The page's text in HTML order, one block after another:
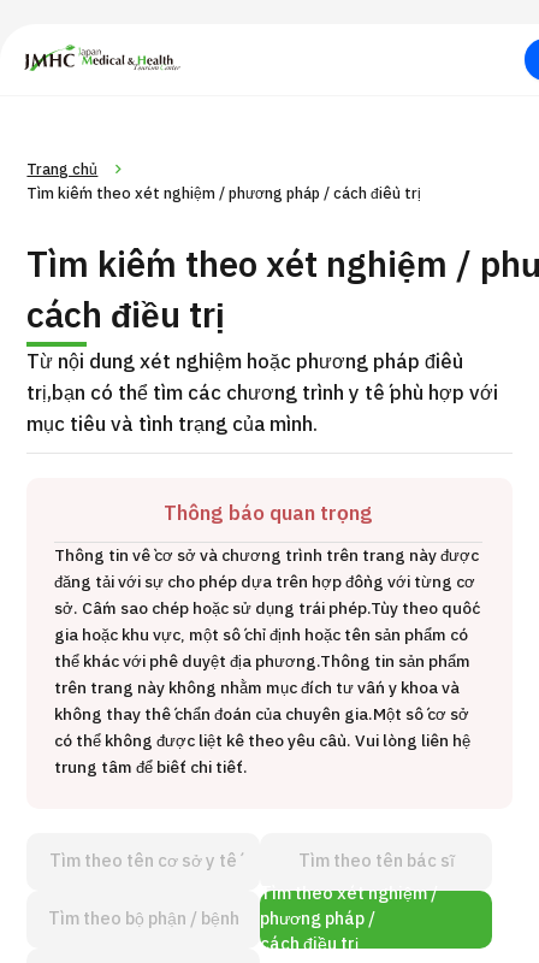
Trung tâm Du lịch Y tế & Sức khỏe Nhật Bản (JMHC)
Về Japan Medical
Tìm theo bộ
phận / bệnh
phương pháp /cách điều trị
Gói dịch vụ ý kiến y tế thứ hai cho bệnh nhân quốc tế（Bệnh
Kamakura）
治療 治療
2026.01.12
Trang chủ
Tìm kiếm theo xét nghiệm / phương pháp / cách điều trị
Tìm kiếm theo xét nghiệm /
cách điều trị
Từ nội dung xét nghiệm hoặc phương pháp điều
trị,bạn có thể tìm các chương trình y tế phù hợp với
mục tiêu và tình trạng của mình.
Thông báo quan trọng
Thông tin về cơ sở và chương trình trên trang này được
đăng tải với sự cho phép dựa trên hợp đồng với từng cơ
sở. Cấm sao chép hoặc sử dụng trái phép.Tùy theo quốc
gia hoặc khu vực, một số chỉ định hoặc tên sản phẩm có
thể khác với phê duyệt địa phương.Thông tin sản phẩm
trên trang này không nhằm mục đích tư vấn y khoa và
không thay thế chẩn đoán của chuyên gia.Một số cơ sở
có thể không được liệt kê theo yêu cầu. Vui lòng liên hệ
trung tâm để biết chi tiết.
Tìm theo tên cơ sở y tế Tìm theo tên bác sĩ
Tìm theo bộ phận / bệnh
Tìm theo xét nghiệm /
phương pháp /
cách điều trị